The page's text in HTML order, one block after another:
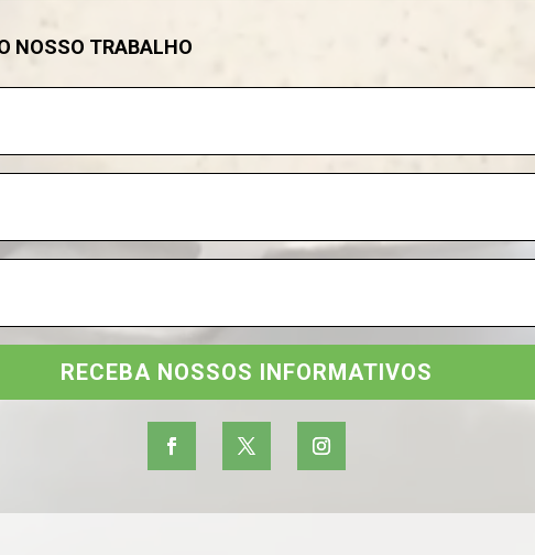
NOSSO TRABALHO
RECEBA NOSSOS INFORMATIVOS